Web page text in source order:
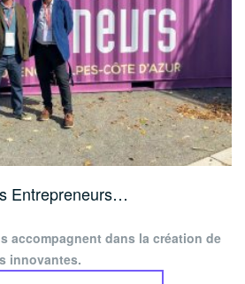
Entrepreneurs…
accompagnent dans la création de
innovantes.